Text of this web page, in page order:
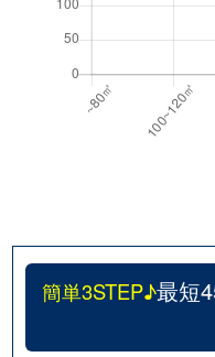
簡単3STEP♪最短